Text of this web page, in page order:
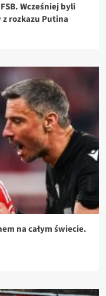
Wcześniej byli
rozkazu Putina
na całym świecie.